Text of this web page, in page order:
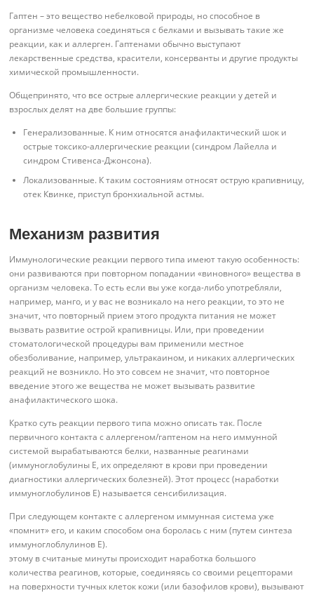
Гаптен – это вещество небелковой природы, но способное в
организме человека соединяться с белками и вызывать такие же
реакции, как и аллерген. Гаптенами обычно выступают
лекарственные средства, красители, консерванты и другие продукты
химической промышленности.
Общепринято, что все острые аллергические реакции у детей и
взрослых делят на две большие группы:
Генерализованные. К ним относятся анафилактический шок и
острые токсико-аллергические реакции (синдром Лайелла и
синдром Стивенса-Джонсона).
Локализованные. К таким состояниям относят острую крапивницу,
отек Квинке, приступ бронхиальной астмы.
Механизм развития
Иммунологические реакции первого типа имеют такую особенность:
они развиваются при повторном попадании «виновного» вещества в
организм человека. То есть если вы уже когда-либо употребляли,
например, манго, и у вас не возникало на него реакции, то это не
значит, что повторный прием этого продукта питания не может
вызвать развитие острой крапивницы. Или, при проведении
стоматологической процедуры вам применили местное
обезболивание, например, ультракаином, и никаких аллергических
реакций не возникло. Но это совсем не значит, что повторное
введение этого же вещества не может вызывать развитие
анафилактического шока.
Кратко суть реакции первого типа можно описать так. После
первичного контакта с аллергеном/гаптеном на него иммунной
системой вырабатываются белки, названные реагинами
(иммуноглобулины Е, их определяют в крови при проведении
диагностики аллергических болезней). Этот процесс (наработки
иммуноглобулинов Е) называется сенсибилизация.
При следующем контакте с аллергеном иммунная система уже
«помнит» его, и каким способом она боролась с ним (путем синтеза
иммуноглоблулинов Е).
этому в считаные минуты происходит наработка большого
количества реагинов, которые, соединяясь со своими рецепторами
на поверхности тучных клеток кожи (или базофилов крови), вызывают